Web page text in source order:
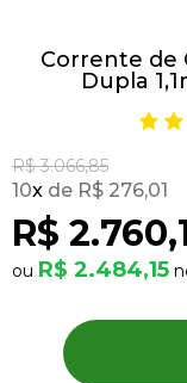
Corrente de
Dupla
R$ 3.066,85
R$
10x R$ 276,01
R$ 2.484,15
Pedras
OFERTAS